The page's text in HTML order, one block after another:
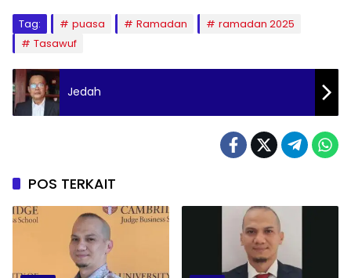
Tag: puasa Ramadan
ramadan 2025
Tasawuf
Jedah
POS TERKAIT